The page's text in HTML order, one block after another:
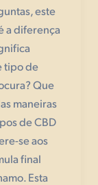
este
a diferença
tipo de
Que
maneiras
de CBD
se aos
final
Esta